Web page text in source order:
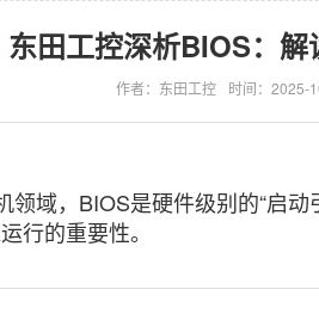
东田工控深析BIOS：
作者：东田工控 时间：2025-
域，BIOS是硬件级别的“启动
行的重要性。